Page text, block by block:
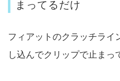
まってるだけ
フィアットのクラッチライ
し込んでクリップで止まっ